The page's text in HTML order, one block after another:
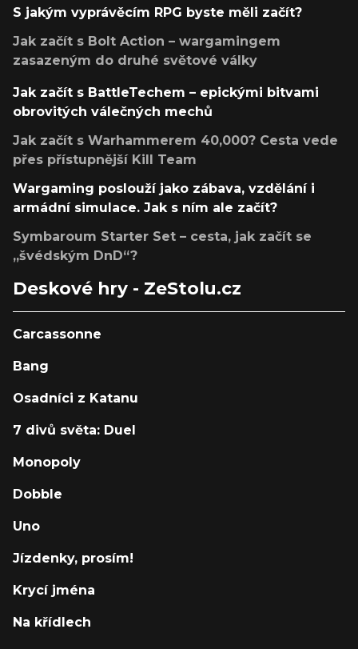
S jakým vyprávěcím RPG byste měli začít?
Jak začít s Bolt Action – wargamingem
zasazeným do druhé světové války
Jak začít s BattleTechem – epickými bitvami
obrovitých válečných mechů
Jak začít s Warhammerem 40,000? Cesta vede
přes přístupnější Kill Team
Wargaming poslouží jako zábava, vzdělání i
armádní simulace. Jak s ním ale začít?
Symbaroum Starter Set – cesta, jak začít se
„švédským DnD“?
Deskové hry - ZeStolu.cz
Carcassonne
Bang
Osadníci z Katanu
7 divů světa: Duel
Monopoly
Dobble
Uno
Jízdenky, prosím!
Krycí jména
Na křídlech